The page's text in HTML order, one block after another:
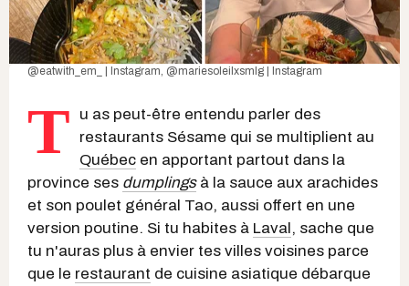
@eatwith_em_ | Instagram @mariesoleilxsmlg | Instagram
T
u as peut-être entendu parler des
restaurants Sésame qui se multiplient au
Québec en apportant partout dans la
province ses dumplings à la sauce aux arachides
et son poulet général Tao, aussi offert en une
version poutine. Si tu habites à Laval, sache que
tu n'auras plus à envier tes villes voisines parce
que le restaurant de cuisine asiatique débarque